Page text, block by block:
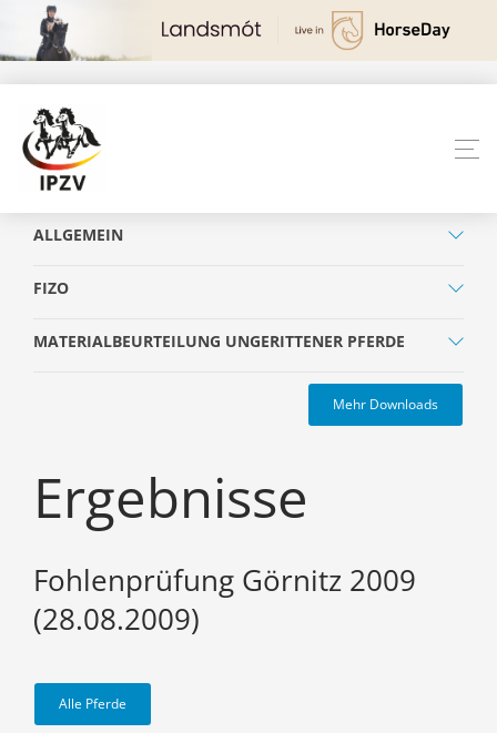
ALLGEMEIN
FIZO
MATERIALBEURTEILUNG UNGERITTENER PFERDE
Mehr Downloads
Ergebnisse
Fohlenprüfung Görnitz 2009
(28.08.2009)
Alle Pferde